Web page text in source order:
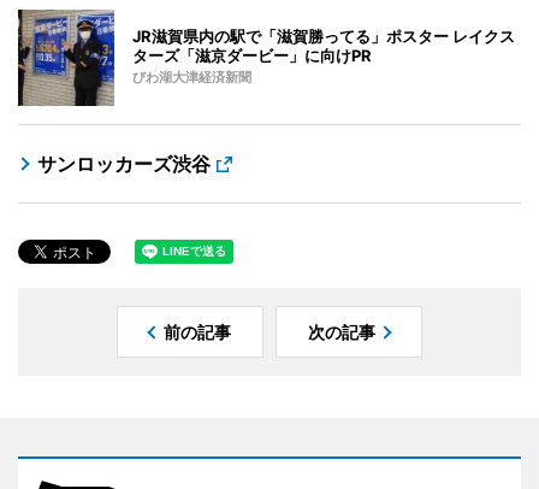
JR滋賀県内の駅で「滋賀勝ってる」ポスター レイクス
ターズ「滋京ダービー」に向けPR
びわ湖大津経済新聞
サンロッカーズ渋谷
前の記事 次の記事